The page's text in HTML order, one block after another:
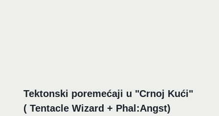
Tektonski poremećaji u "Crnoj Kući"
( Tentacle Wizard + Phal:Angst)